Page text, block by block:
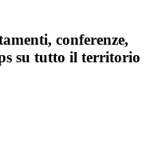
conferenze,
su tutto il territorio